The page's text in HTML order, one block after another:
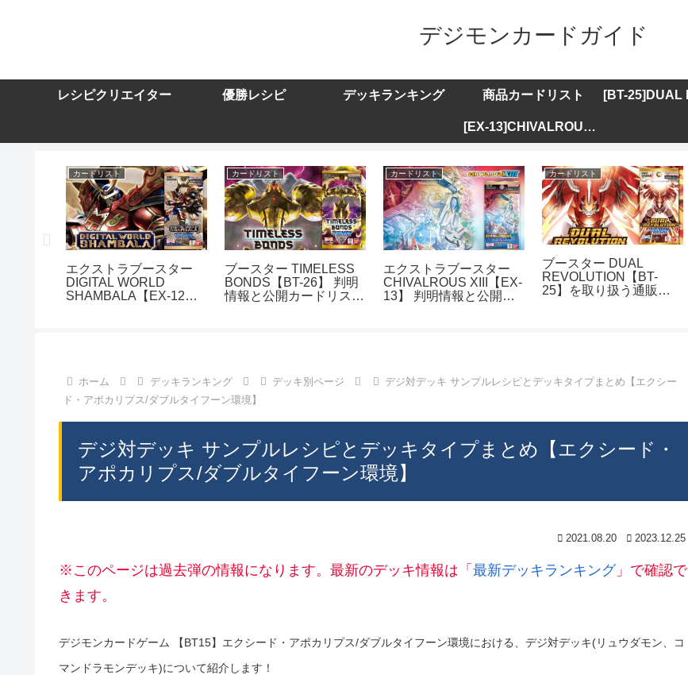
デジモンカードガイド
レシピクリエイター 優勝レシピ デッキランキング 商品カードリスト
[EX-13]CHIVALROUS XIII
カードリスト
エクストラブースター
DIGITAL WORLD
SHAMBALA【EX-12】
カードリスト
ブースター TIMELESS
BONDS【BT-26】 判明
情報と公開カードリスト
カードリスト
エクストラブースター
CHIVALROUS XIII【EX-
13】 判明情報と公開カ
カードリスト
ブースター DUAL
REVOLUTION【BT-
25】を取り扱う通販サ
ホーム デッキランキング デッキ別ページ
デジ対デッキ サンプルレシピとデッキタイプまとめ【エクシー
ド・アポカリプス/ダブルタイフーン環境】
デジ対デッキ サンプルレシピとデッキタイプまとめ【エクシード・
アポカリプス/ダブルタイフーン環境】
2021.08.20 2023.12.25
※このページは過去弾の情報になります。最新のデッキ情報は「 最新デッキランキング」で確認で
きます。
デジモンカードゲーム 【BT15】エクシード・アポカリプス/ダブルタイフーン環境における、デジ対デッキ(リュウダモン、コ
マンドラモンデッキ)について紹介します！